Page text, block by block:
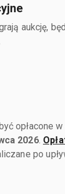
aukcję,
opłacone w
2026.
po